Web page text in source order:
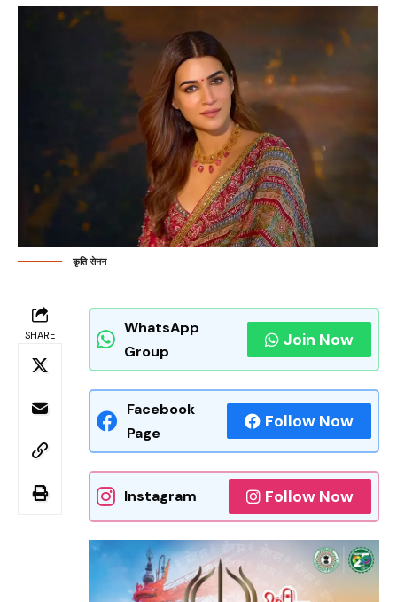
कृति सेनन
SHARE
WhatsApp
Group
Join Now
Facebook
Page
Follow Now
Instagram Follow Now